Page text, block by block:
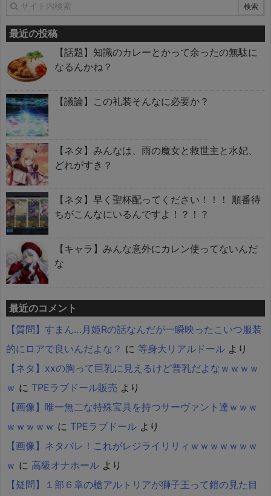
最近の投稿
【話題】知識のカレーとかって余ったの無駄に
なるんかね？
【議論】この礼装そんなに必要か？
【ネタ】みんなは、雨の魔女と救世主と水妃、
どれがすき？
【ネタ】早く聖杯配ってください！！！ 順番待
ちがこんなにいるんですよ！？！？
【キャラ】みんな意外にカレン使ってないんだ
な
最近のコメント
【質問】すまん…月姫Rの話なんだが一瞬映ったこいつ服装
的にロアで良いんだよな？ に 等身大リアルドール より
【ネタ】xxの胸って巨乳に見えるけど普乳だよなｗｗｗｗ
ｗ に TPEラブドール販売 より
【画像】唯一無二な特殊宝具を持つサーヴァント達ｗｗｗ
ｗｗｗｗｗ に TPEラブドール より
【画像】ネタバレ！これがレジライリリィｗｗｗｗｗｗｗ
ｗ に 高級オナホール より
【疑問】１部６章の槍アルトリアが獅子王って鎧の見た目